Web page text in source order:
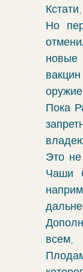
Но
новые
Пока
Это
Чаши
всем,